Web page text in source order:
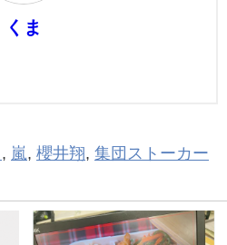
くま
, 嵐, 櫻井翔, 集団ストーカー